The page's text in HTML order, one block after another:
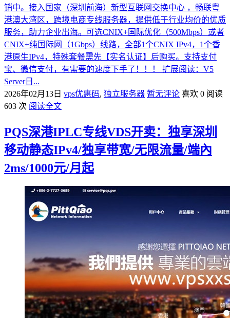
销中。接入国家（深圳前海）新型互联网交换中心 ，畅联粤
港澳大湾区，跨境电商专线服务器，提供低于行业均价的优质
服务，助力企业出海。可选CNIX+国际优化（500Mbps）或者
CNIX+纯国际网（1Gbps）线路，全部1个CNIX IPv4，1个香
港原生IPv4，特殊套餐需先【实名认证】后购买。支持支付
宝、微信支付，有需要的速度下手了！！！ 扩展阅读：V5
Server日...
2026年02月13日 vps优惠码, 独立服务器 暂无评论 喜欢 0 阅读
603 次 阅读全文
PQS深港IPLC专线VDS开卖：独享深圳
移动静态IPv4/独享带宽/无限流量/端內
2ms/1000元/月起